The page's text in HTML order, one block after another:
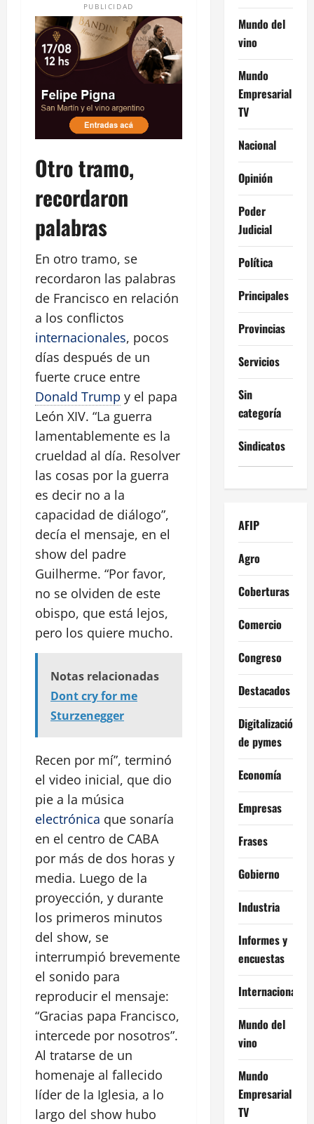
PUBLICIDAD
Otro tramo,
recordaron
palabras
En otro tramo, se
recordaron las palabras
de Francisco en relación
a los conflictos
internacionales, pocos
días después de un
fuerte cruce entre
Donald Trump y el papa
León XIV. “La guerra
lamentablemente es la
crueldad al día. Resolver
las cosas por la guerra
es decir no a la
capacidad de diálogo”,
decía el mensaje, en el
show del padre
Guilherme. “Por favor,
no se olviden de este
obispo, que está lejos,
pero los quiere mucho.
Notas relacionadas
Dont cry for me
Sturzenegger
Recen por mí”, terminó
el video inicial, que dio
pie a la música
electrónica que sonaría
en el centro de CABA
por más de dos horas y
media. Luego de la
proyección, y durante
los primeros minutos
del show, se
interrumpió brevemente
el sonido para
reproducir el mensaje:
“Gracias papa Francisco,
intercede por nosotros”.
Al tratarse de un
homenaje al fallecido
líder de la Iglesia, a lo
largo del show hubo
Mundo del
vino
Mundo
Empresarial
TV
Nacional
Opinión
Poder
Judicial
Política
Principales
Provincias
Servicios
Sin
categoría
Sindicatos
AFIP
Agro
Coberturas
Comercio
Congreso
Destacados
Digitalización
de pymes
Economía
Empresas
Frases
Gobierno
Industria
Informes y
encuestas
Internacional
Mundo del
vino
Mundo
Empresarial
TV